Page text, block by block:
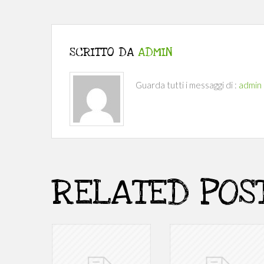
SCRITTO DA ADMIN
Guarda tutti i messaggi di : admin
RELATED